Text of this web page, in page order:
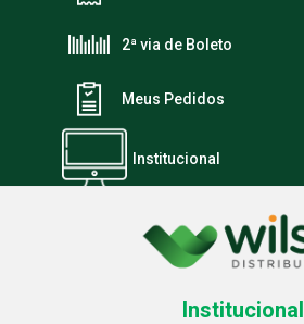
2ª via de Boleto
Meus Pedidos
Institucional
Institucional